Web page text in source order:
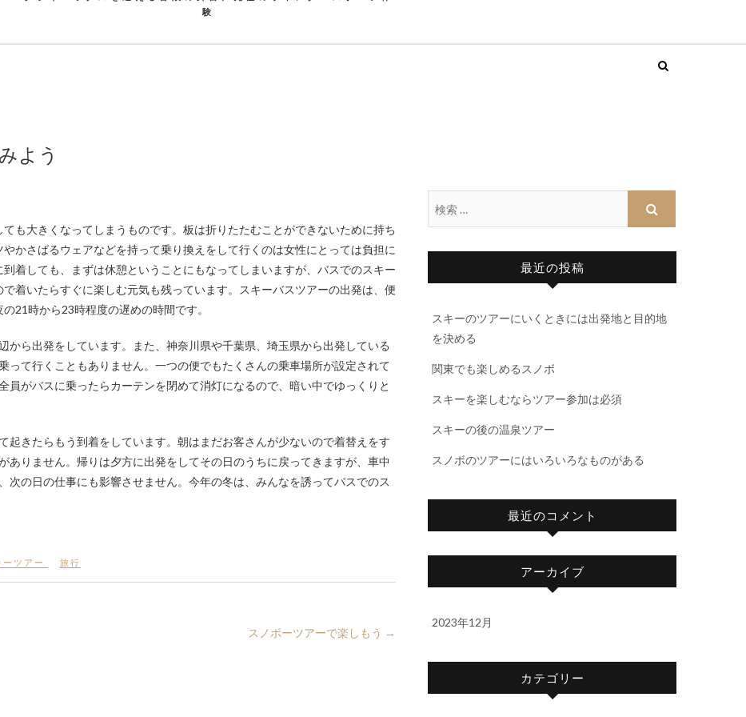
験
よう
ても大きくなってしまうものです。 板は折りたたむことができないために持ち
かさばるウェアなどを持って乗り換えをして行くのは女性にとっては負担に
着しても、まずは休憩ということにもなってしまいますが、バスでのスキー
着いたらすぐに楽しむ元気も残っています。スキーバスツアーの出発は、便
21時から23時程度の遅めの時間です。
から出発をしています。また、神奈川県や千葉県、埼玉県から出発している
って行くこともありません。一つの便でもたくさんの乗車場所が設定されて
員がバスに乗ったらカーテンを閉めて消灯になるので、暗い中でゆっくりと
起きたらもう到着をしています。朝はまだお客さんが少ないので着替えをす
ありません。帰りは夕方に出発をしてその日のうちに戻ってきますが、車中
次の日の仕事にも影響させません。今年の冬は、みんなを誘ってバスでのス
ーツアー 旅行
スノボーツアーで楽しもう →
最近の投稿
スキーのツアーにいくときには出発地と目的地
を決める
関東でも楽しめるスノボ
スキーを楽しむならツアー参加は必須
スキーの後の温泉ツアー
スノボのツアーにはいろいろなものがある
最近のコメント
アーカイブ
2023年12月
カテゴリー